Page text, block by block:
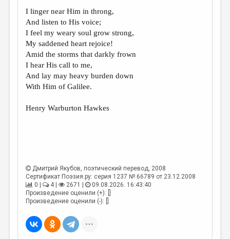
I linger near Him in throng,
And listen to His voice;
I feel my weary soul grow strong,
My saddened heart rejoice!
Amid the storms that darkly frown
I hear His call to me,
And lay may heavy burden down
With Him of Galilee.
Henry Warburton Hawkes
Дмитрий Якубов, поэтический перевод, 2008
Сертификат Поэзия.ру: серия 1237 № 66789 от 23.12.2008
0 |
4 | 2671 |
09.08.2026. 16:43:40
Произведение оценили (+): []
Произведение оценили (-): []